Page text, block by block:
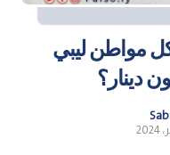
مواطن ليبي
دينار؟